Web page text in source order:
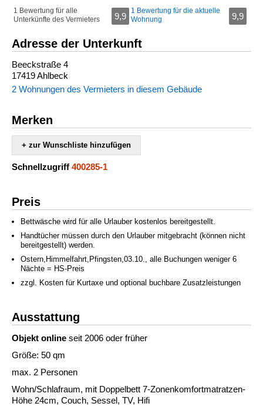
1 Bewertung für alle
Unterkünfte des Vermieters
9,9
1 Bewertung für die aktuelle
Wohnung
9,9
Adresse der Unterkunft
Beeckstraße 4
17419 Ahlbeck
2 Wohnungen des Vermieters in diesem Gebäude
Merken
+ zur Wunschliste hinzufügen
Schnellzugriff 400285-1
Preis
Bettwäsche wird für alle Urlauber kostenlos bereitgestellt.
Handtücher müssen durch den Urlauber mitgebracht (können nicht
bereitgestellt) werden.
Ostern,Himmelfahrt,Pfingsten,03.10., alle Buchungen weniger 6
Nächte = HS-Preis
zzgl. Kosten für Kurtaxe und optional buchbare Zusatzleistungen
Ausstattung
Objekt online seit 2006 oder früher
Größe: 50 qm
max. 2 Personen
Wohn/Schlafraum, mit Doppelbett 7-Zonenkomfortmatratzen-
Höhe 24cm, Couch, Sessel, TV, Hifi